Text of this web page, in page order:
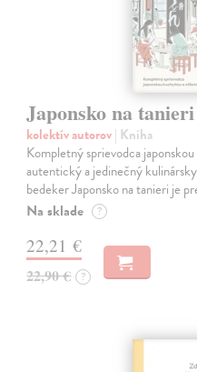
Japonsko na
kolektív autorov| Kniha
Kompletný sprievodca
autentický a jedinečný
bedeker Japonsko na tanieri je
Na sklade ?
22,21 €
22,90 € ?